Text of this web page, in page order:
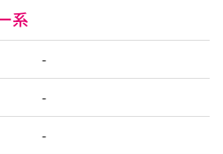
系
-
-
-